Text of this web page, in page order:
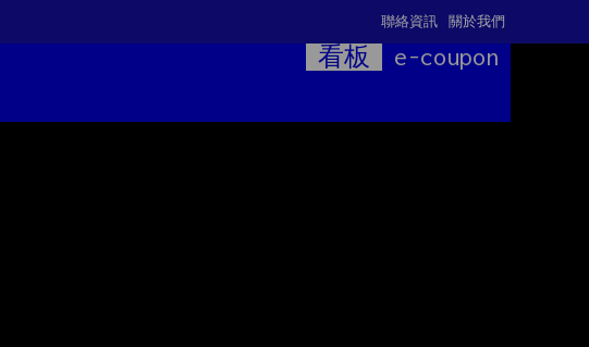
關於我們
聯絡資訊
看板
e-coupon